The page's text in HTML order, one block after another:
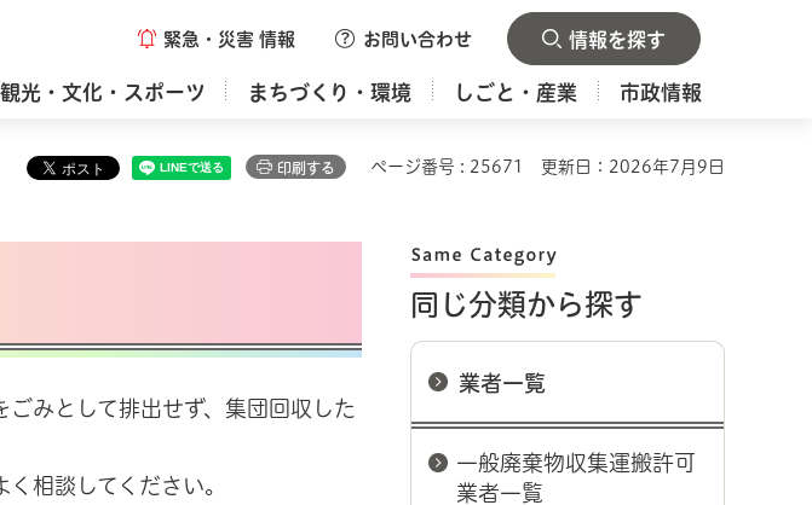
緊急・災害 情報 お問い合わせ 情報を探す
観光・文化・スポーツ まちづくり・環境 しごと・産業 市政情報
印刷する ページ番号 : 25671 更新日：2026年7月9日
みとして排出せず、集団回収した
相談してください。
同じ分類から探す
業者一覧
一般廃棄物収集運搬許可
業者一覧